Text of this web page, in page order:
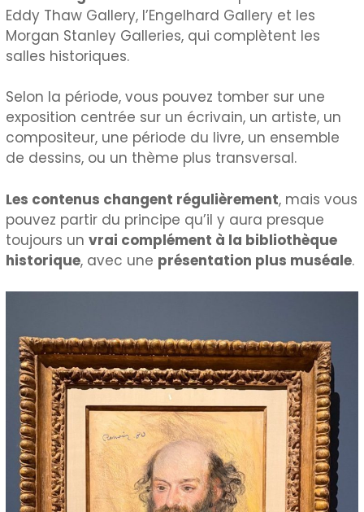
Eddy Thaw Gallery, l’Engelhard Gallery et les
Morgan Stanley Galleries, qui complètent les
salles historiques.
Selon la période, vous pouvez tomber sur une
exposition centrée sur un écrivain, un artiste, un
compositeur, une période du livre, un ensemble
de dessins, ou un thème plus transversal.
Les contenus changent régulièrement, mais vous
pouvez partir du principe qu’il y aura presque
toujours unvrai complément à la bibliothèque
historique, avec une présentation plus muséale.